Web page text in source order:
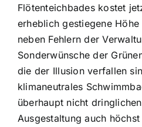
Flötenteichbades kostet
erheblich gestiegene
neben Fehlern der
Sonderwünsche der
die der Illusion verfallen
klimaneutrales
überhaupt nicht
Ausgestaltung auch